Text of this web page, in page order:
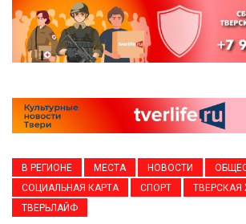
В РЕГИОНЕ МЕСТА НОВОСТИ
СОЦИАЛЬНАЯ КАРТА
СПОРТ
ТВЕРСКАЯ
ТВЕРЬЛАЙФ